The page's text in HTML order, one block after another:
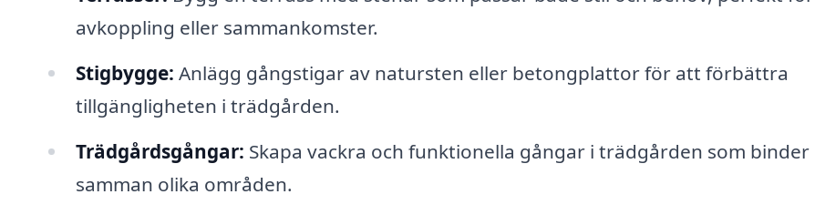
avkoppling eller sammankomster.
Stigbygge: Anlägg gångstigar av natursten eller betongplattor för att förbättra
tillgängligheten i trädgården.
Trädgårdsgångar: Skapa vackra och funktionella gångar i trädgården som binder
samman olika områden.